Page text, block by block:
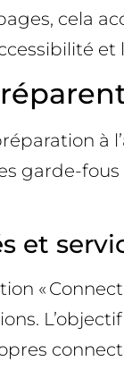
cela
à
garde-
et
«